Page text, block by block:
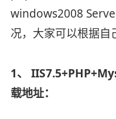
windows2008
况，大家可以根据自
1、
载地址：